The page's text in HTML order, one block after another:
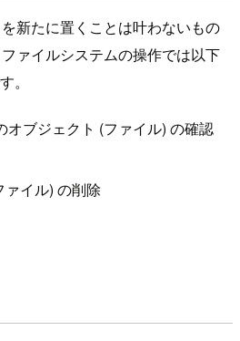
新たに置くことは叶わないもの
ァイルシステムの操作では以下
。
オブジェクト (ファイル) の確認
イル) の削除